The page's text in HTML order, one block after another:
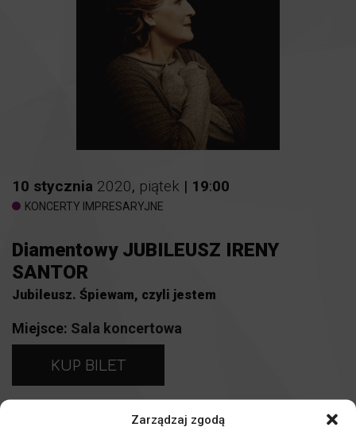
Zarządzaj zgodą
10 stycznia 2020, piątek | 19:00
KONCERTY IMPRESARYJNE
Diamentowy JUBILEUSZ IRENY
SANTOR
Jubileusz. Śpiewam, czyli jestem
Miejsce: Sala koncertowa
KUP BILET